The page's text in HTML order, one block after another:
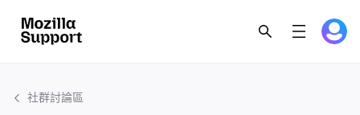
社群討論區